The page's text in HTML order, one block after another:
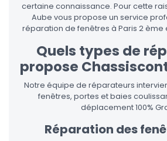
certaine connaissance. Pour cette
Aube vous propose un service
réparation de fenêtres à Paris 2 ème
Quels types de
propose
Notre équipe de réparateurs
fenêtres, portes et baies
déplacement 100%
Réparation des